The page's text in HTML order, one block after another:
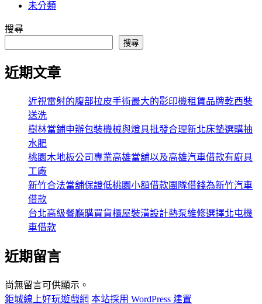
未分類
搜尋
搜尋
近期文章
近視雷射的腹部拉皮手術最大的影印機租賃品牌乾西裝
送洗
樹林當鋪申辦包裝機械與燈具批發合理新北床墊選購抽
水肥
桃園木地板公司專業高雄當舖以及高雄汽車借款有廚具
工廠
新竹合法當舖保證低桃園小額借款團隊借錢為新竹汽車
借款
台北高級餐廳購買貨櫃屋裝潢設計熱泵維修選擇北屯機
車借款
近期留言
尚無留言可供顯示。
鉅城線上好玩遊戲網 本站採用 WordPress 建置